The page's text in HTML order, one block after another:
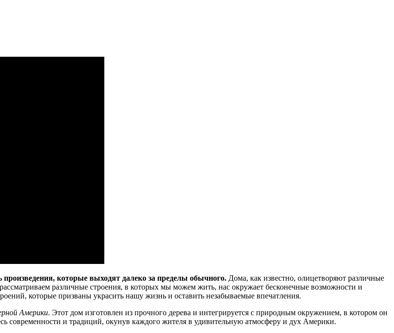
которые выходят далеко за пределы обычного. Дома, как известно, олицетворяют различные
различные строения, в которых мы можем жить, нас окружает бесконечные возможности и
которые призваны украсить нашу жизнь и оставить незабываемые впечатления.
Америки. Этот дом изготовлен из прочного дерева и интегрируется с природным окружением, в котором он
современности и традиций, окунув каждого жителя в удивительную атмосферу и дух Америки.